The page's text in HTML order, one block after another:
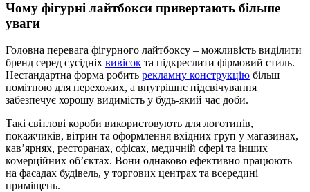
Чому фігурні лайтбокси привертають більше
уваги
Головна перевага фігурного лайтбоксу – можливість виділити
бренд серед сусідніх вивісок та підкреслити фірмовий стиль.
Нестандартна форма робить рекламну конструкцію більш
помітною для перехожих, а внутрішнє підсвічування
забезпечує хорошу видимість у будь-який час доби.
Такі світлові короби використовують для логотипів,
покажчиків, вітрин та оформлення вхідних груп у магазинах,
кав’ярнях, ресторанах, офісах, медичній сфері та інших
комерційних об’єктах. Вони однаково ефективно працюють
на фасадах будівель, у торгових центрах та всередині
приміщень.